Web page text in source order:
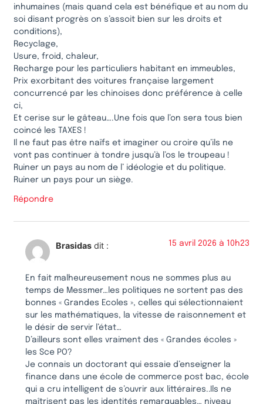
inhumaines (mais quand cela est bénéfique et au nom du
soi disant progrès on s’assoit bien sur les droits et
conditions),
Recyclage,
Usure, froid, chaleur,
Recharge pour les particuliers habitant en immeubles,
Prix exorbitant des voitures française largement
concurrencé par les chinoises donc préférence à celle
ci,
Et cerise sur le gâteau….Une fois que l’on sera tous bien
coincé les TAXES !
Il ne faut pas être naïfs et imaginer ou croire qu’ils ne
vont pas continuer à tondre jusqu’à l’os le troupeau !
Ruiner un pays au nom de l’ idéologie et du politique.
Ruiner un pays pour un siège.
Répondre
Brasidas dit : 15 avril 2026 à 10h23
En fait malheureusement nous ne sommes plus au
temps de Messmer…les politiques ne sortent pas des
bonnes « Grandes Ecoles », celles qui sélectionnaient
sur les mathématiques, la vitesse de raisonnement et
le désir de servir l’état…
D’ailleurs sont elles vraiment des « Grandes écoles »
les Sce PO?
Je connais un doctorant qui essaie d’enseigner la
finance dans une école de commerce post bac, école
qui a cru intelligent de s’ouvrir aux littéraires..Ils ne
maîtrisent pas les identités remarquables… niveau